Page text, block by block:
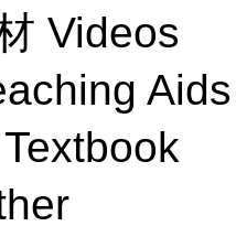
Videos
Aids